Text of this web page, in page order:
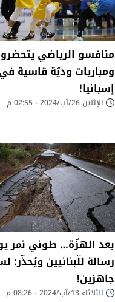
منافسو الرياضي
ومباريات وديّة قاسية في
إسبانيا!
الإثنين 26/آب/2024 - 02:55 م
بعد الهزّة… طوني نمر
رسالة للّبنانيين ويُحذّر:
جاهزين!
الثلاثاء 13/آب/2024 - 08:26 م